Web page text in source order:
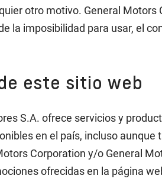
otro motivo. General
la imposibilidad para usar, el
este sitio web
S.A. ofrece servicios y
en el país, incluso
Corporation y/o General
ofrecidas en la página